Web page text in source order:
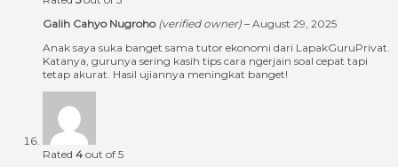
Galih Cahyo Nugroho (verified owner) – August 29, 2025
Anak saya suka banget sama tutor ekonomi dari LapakGuruPrivat.
Katanya, gurunya sering kasih tips cara ngerjain soal cepat tapi
tetap akurat. Hasil ujiannya meningkat banget!
Rated 4 out of 5